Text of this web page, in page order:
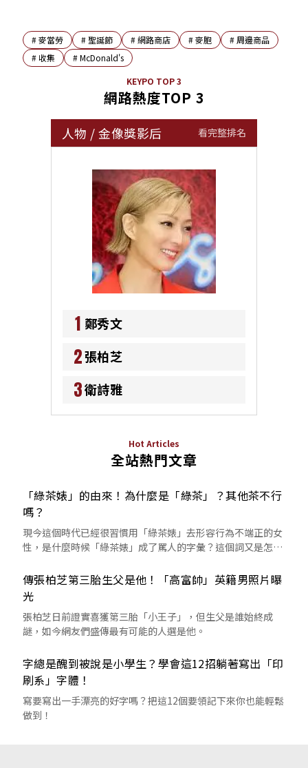
#麥當勞 #聖誕節 #網路商店 #麥胞 # 周邊商品
# 收集 #McDonald's
KEYPO TOP 3
網路熱度TOP 3
人物 /金像獎影后 看完整排名
1 鄭秀文
2張柏芝
3衛詩雅
Hot Articles
全站熱門文章
「綠茶婊」的由來！為什麼是「綠茶」？其他茶不行
嗎？
現今這個時代已經很習慣用「綠茶婊」去形容行為不端正的女
性，是什麼時候「綠茶婊」成了罵人的字彙？這個詞又是怎麼
傳張柏芝第三胎生父是他！「高富帥」英籍男照片曝
光
張柏芝日前證實喜獲第三胎「小王子」，但生父是誰始終成
謎，如今網友們盛傳最有可能的人選是他。
字總是醜到被說是小學生？學會這12招躺著寫出「印
刷系」字體！
寫要寫出一手漂亮的好字嗎？把這12個要領記下來你也能輕鬆
做到！